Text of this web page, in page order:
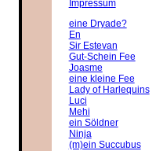
Impressum
eine Dryade?
En
Sir Estevan
Gut-Schein Fee
Joasme
eine kleine Fee
Lady of Harlequins
Luci
Mehi
ein Söldner
Ninja
(m)ein Succubus